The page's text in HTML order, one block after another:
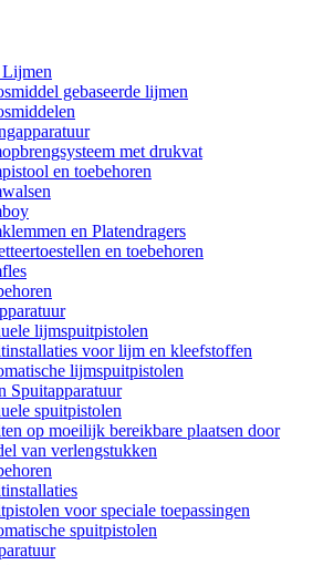
gebaseerde lijmen
met drukvat
en toebehoren
en Platendragers
en toebehoren
lijmspuitpistolen
voor lijm en kleefstoffen
lijmspuitpistolen
Spuitapparatuur
spuitpistolen
op moeilijk bereikbare plaatsen door
van verlengstukken
voor speciale toepassingen
spuitpistolen